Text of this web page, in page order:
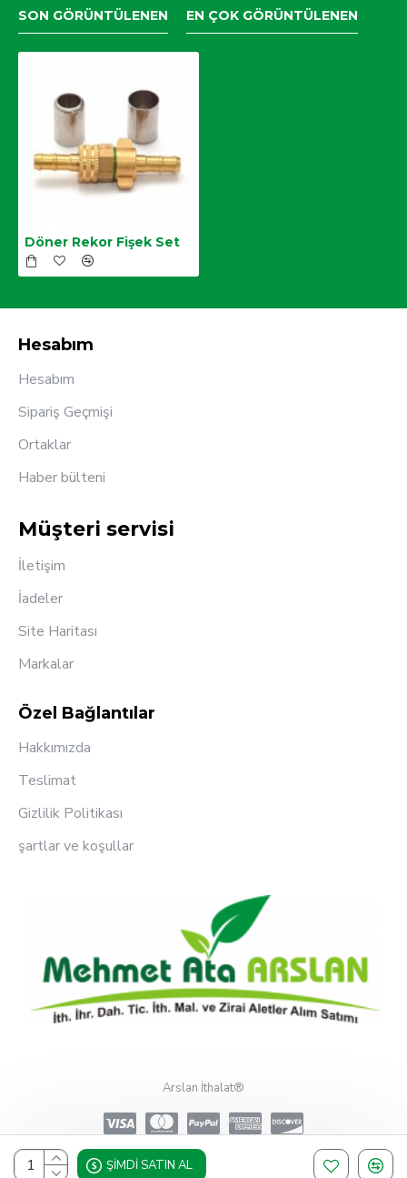
ŞIMDI SATIN AL
SON GÖRÜNTÜLENEN EN ÇOK GÖRÜNTÜLENEN
Döner Rekor Fişek Set
Hesabım
Hesabım
Sipariş Geçmişi
Ortaklar
Haber bülteni
Müşteri servisi
İletişim
İadeler
Site Haritası
Markalar
Özel Bağlantılar
Hakkımızda
Teslimat
Gizlilik Politikası
şartlar ve koşullar
Arslan İthalat®